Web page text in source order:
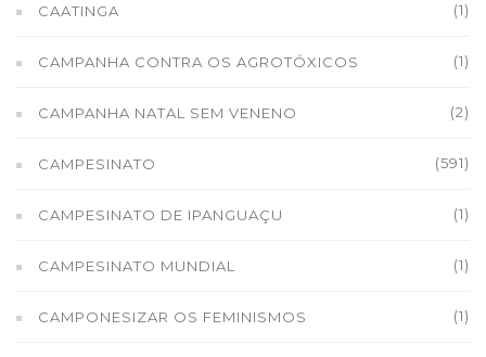
CAATINGA (1)
CAMPANHA CONTRA OS AGROTÓXICOS (1)
CAMPANHA NATAL SEM VENENO (2)
CAMPESINATO (591)
CAMPESINATO DE IPANGUAÇU (1)
CAMPESINATO MUNDIAL (1)
CAMPONESIZAR OS FEMINISMOS (1)